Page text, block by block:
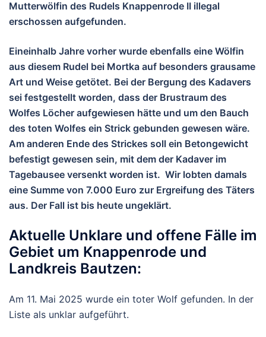
Mutterwölfin des Rudels Knappenrode II illegal
erschossen aufgefunden.
Eineinhalb Jahre vorher wurde ebenfalls eine Wölfin
aus diesem Rudel bei Mortka auf besonders grausame
Art und Weise getötet. Bei der Bergung des Kadavers
sei festgestellt worden, dass der Brustraum des
Wolfes Löcher aufgewiesen hätte und um den Bauch
des toten Wolfes ein Strick gebunden gewesen wäre.
Am anderen Ende des Strickes soll ein Betongewicht
befestigt gewesen sein, mit dem der Kadaver im
Tagebausee versenkt worden ist. Wir lobten damals
eine Summe von 7.000 Euro zur Ergreifung des Täters
aus. Der Fall ist bis heute ungeklärt.
Aktuelle Unklare und offene Fälle im
Gebiet um Knappenrode und
Landkreis Bautzen:
Am 11. Mai 2025 wurde ein toter Wolf gefunden. In der
Liste als unklar aufgeführt.